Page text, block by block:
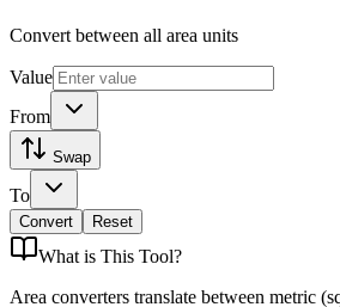
Convert between all area units
Value
From
Swap
To
Convert Reset
What is This Tool?
Area converters translate between metric